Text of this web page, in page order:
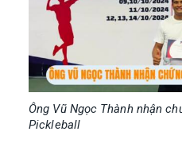
Ông Vũ Ngọc Thành nhận
Pickleball